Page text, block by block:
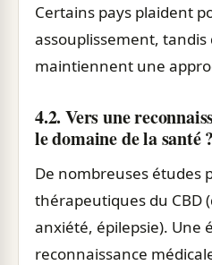
Certains pays plaident
assouplissement, tandis
maintiennent une
4.2. Vers une
le domaine de la santé ?
De nombreuses études
thérapeutiques du CBD
anxiété, épilepsie). Une
reconnaissance